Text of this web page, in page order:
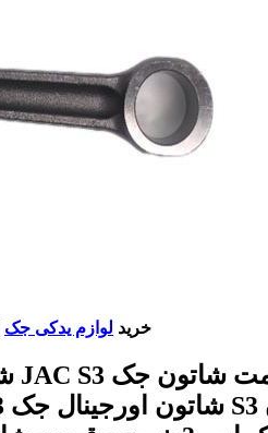
خرید لوازم یدکی جک